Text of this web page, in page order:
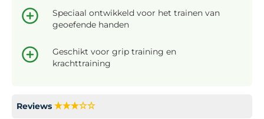
Speciaal ontwikkeld voor het trainen van
geoefende handen
Geschikt voor grip training en
krachttraining
Reviews